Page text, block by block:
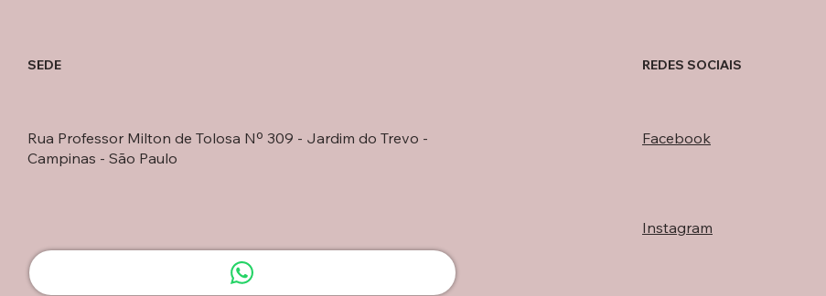
SEDE
Rua Professor Milton de Tolosa Nº 309 - Jardim do Trevo -
Campinas - São Paulo
REDES SOCIAIS
Facebook
Instagram